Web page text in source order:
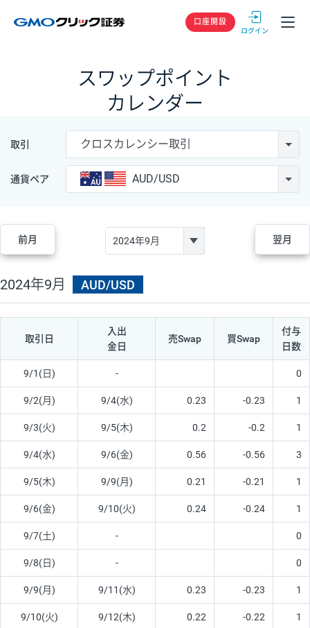
GMOクリック
口座開設
スワップポイント
カレンダー
取引 クロスカレンシー取引
通貨ペア AUD/USD
前月 翌月
2024年9月 AUD/USD
取引日
入出
金日
売Swap 買Swap
付与
日数
9/1(日) - 0
9/2(月) 9/4(水) 0.23 -0.23 1
9/3(火) 9/5(木) 0.2 -0.2 1
9/4(水) 9/6(金) 0.56 -0.56 3
9/5(木) 9/9(月) 0.21 -0.21 1
9/6(金) 9/10(火) 0.24 -0.24 1
9/7(土) - 0
9/8(日) - 0
9/9(月) 9/11(水) 0.23 -0.23 1
9/10(火) 9/12(木) 0.22 -0.22 1